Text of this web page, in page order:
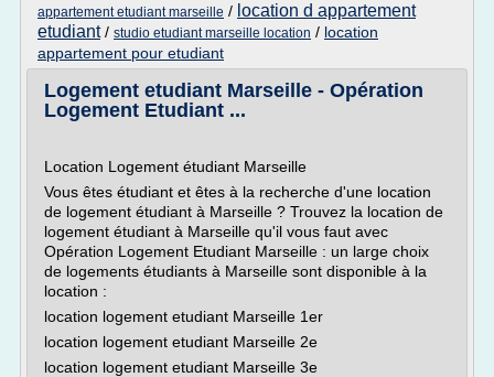
appartement etudiant marseille / location d appartement
etudiant/ studio etudiant marseille location / location
appartement pour etudiant
Logement etudiant Marseille - Opération
Logement Etudiant ...
Location Logement étudiant Marseille
Vous êtes étudiant et êtes à la recherche d'une location
de logement étudiant à Marseille ? Trouvez la location de
logement étudiant à Marseille qu'il vous faut avec
Opération Logement Etudiant Marseille : un large choix
de logements étudiants à Marseille sont disponible à la
location :
location logement etudiant Marseille 1er
location logement etudiant Marseille 2e
location logement etudiant Marseille 3e